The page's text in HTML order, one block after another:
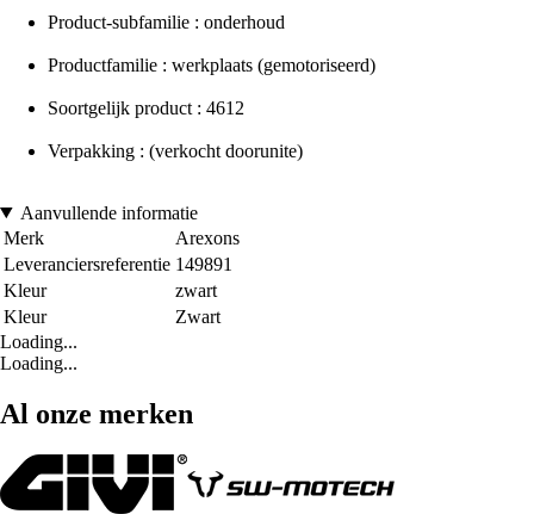
Product-subfamilie : onderhoud
Productfamilie : werkplaats (gemotoriseerd)
Soortgelijk product : 4612
Verpakking : (verkocht doorunite)
Aanvullende informatie
Merk
Arexons
Leveranciersreferentie 149891
Kleur
zwart
Kleur
Zwart
Loading...
Loading...
Al onze merken